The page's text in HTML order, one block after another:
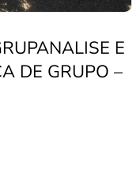
E
DE GRUPO –